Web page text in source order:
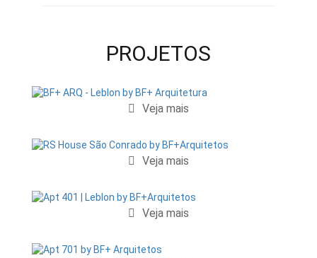
PROJETOS
Veja mais
Veja mais
Veja mais